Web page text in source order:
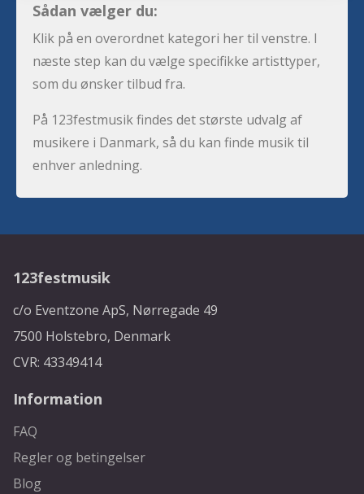
Sådan vælger du:
Klik på en overordnet kategori her til venstre. I
næste step kan du vælge specifikke artisttyper,
som du ønsker tilbud fra.
På 123festmusik findes det største udvalg af
musikere i Danmark, så du kan finde musik til
enhver anledning.
123festmusik
c/o Eventzone ApS, Nørregade 49
7500 Holstebro, Denmark
CVR: 43349414
Information
FAQ
Regler og betingelser
Blog